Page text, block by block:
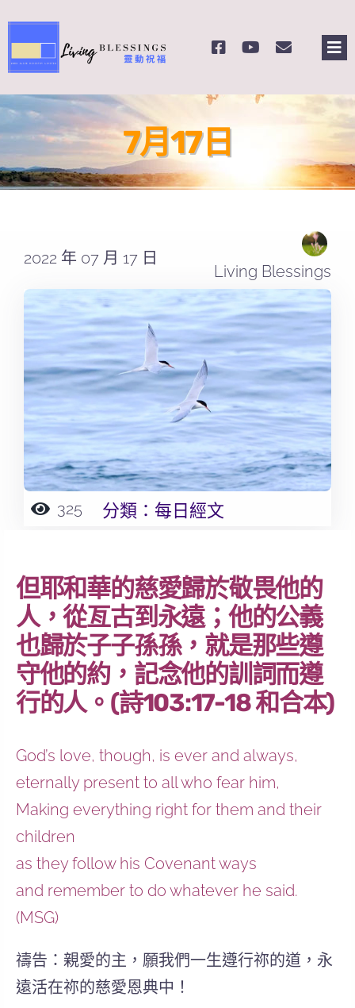
to
content
關於我們
奉獻支持
Search
for:
7月17日
2022 年 07 月 17 日
Living Blessings
325 分類： 每日經文
但耶和華的慈愛歸於敬畏他的
人，從亙古到永遠；他的公義
也歸於子子孫孫，就是那些遵
守他的約，記念他的訓詞而遵
行的人。(詩103:17-18 和合本)
God’s love, though, is ever and always,
eternally present to all who fear him,
Making everything right for them and their
children
as they follow his Covenant ways
and remember to do whatever he said.
(MSG)
禱告：親愛的主，願我們一生遵行祢的道，永
遠活在祢的慈愛恩典中！